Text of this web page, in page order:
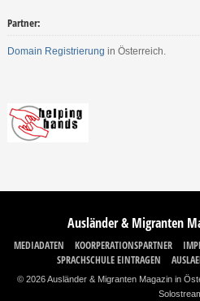
Partner:
Domain Registrierung in Österreich.
Ausländer & Migranten
MEDIADATEN KOORPERATIONSPARTNER
SPRACHSCHULE EINTRAGEN
© 2026 Ausländer & Migranten Magazin in